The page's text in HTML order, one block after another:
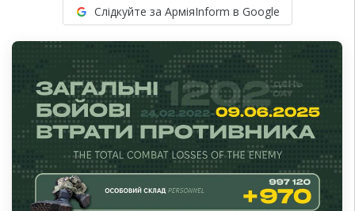
Слідкуйте за АрміяInform в Google